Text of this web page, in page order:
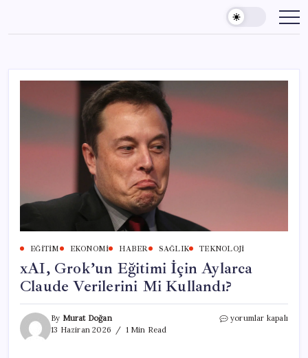
content
EĞITIM EKONOMI HABER SAĞLIK TEKNOLOJI
xAI, Grok’un Eğitimi İçin Aylarca
Claude Verilerini Mi Kullandı?
By Murat Doğan
13 Haziran 2026
1 Min Read
xAI,
yorumlar kapalı